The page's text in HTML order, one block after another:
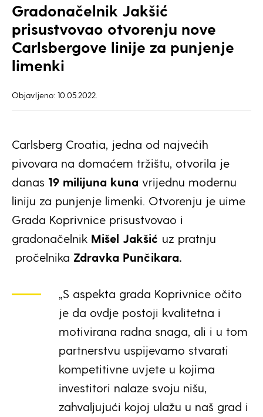
Gradonačelnik Jakšić
prisustvovao otvorenju nove
Carlsbergove linije za punjenje
limenki
Objavljeno: 10.05.2022.
Carlsberg Croatia, jedna od najvećih
pivovara na domaćem tržištu, otvorila je
danas 19 milijuna kuna vrijednu modernu
liniju za punjenje limenki. Otvorenju je uime
Grada Koprivnice prisustvovao i
gradonačelnik Mišel Jakšić uz pratnju
pročelnika Zdravka Punčikara.
„S aspekta grada Koprivnice očito
je da ovdje postoji kvalitetna i
motivirana radna snaga, ali i u tom
partnerstvu uspijevamo stvarati
kompetitivne uvjete u kojima
investitori nalaze svoju nišu,
zahvaljujući kojoj ulažu u naš grad i